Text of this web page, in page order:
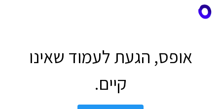
אופס, הגעת לעמוד שאינו
קיים.